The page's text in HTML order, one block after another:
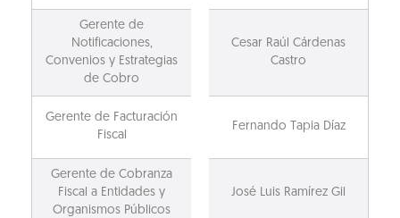
Gerente de
Notificaciones,
Convenios y Estrategias
de Cobro
Cesar Raúl Cárdenas
Castro
Gerente de Facturación
Fiscal
Fernando Tapia Díaz
Gerente de Cobranza
Fiscal a Entidades y
Organismos Públicos
José Luis Ramírez Gil